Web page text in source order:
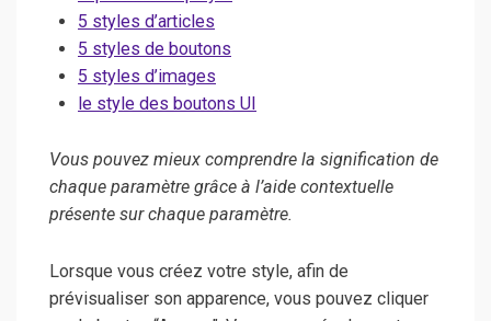
5 styles d’articles
5 styles de boutons
5 styles d’images
le style des boutons UI
Vous pouvez mieux comprendre la signification de
chaque paramètre grâce à l’aide contextuelle
présente sur chaque paramètre.
Lorsque vous créez votre style, afin de
prévisualiser son apparence, vous pouvez cliquer